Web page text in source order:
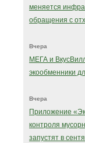
меняется
обращения с
Вчера
МЕГА и
экообменники
Вчера
Приложение
контроля
запустят в